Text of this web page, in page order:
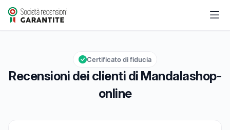
Mandalashop-online
Valutazione globale: 9,8 su 10
9,8/10
Recensioni dei clienti di Mandalashop-
online
Certificato di fiducia